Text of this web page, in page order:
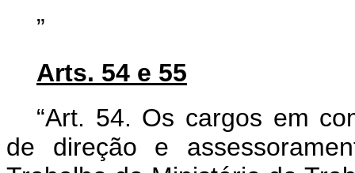
”
Arts. 54 e 55
“Art. 54. Os cargos em
de direção e